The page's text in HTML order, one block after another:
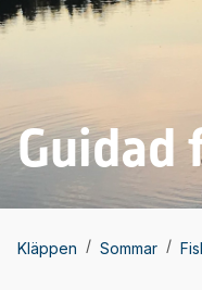
Guidad
Kläppen / Sommar /